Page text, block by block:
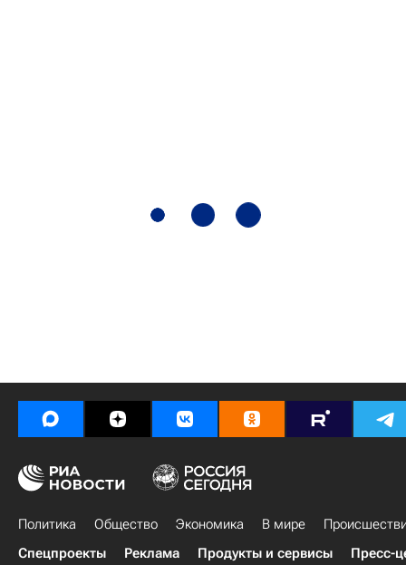
Политика Общество Экономика В мире
Спецпроекты
Реклама Продукты и сервисы Пресс-